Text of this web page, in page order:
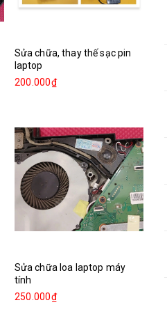
Sửa chữa, thay thế sạc pin
laptop
200.000₫
Sửa chữa loa laptop máy
tính
250.000₫